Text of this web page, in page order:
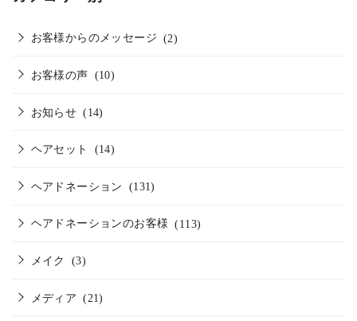
お客様からのメッセージ (2)
お客様の声 (10)
お知らせ (14)
ヘアセット (14)
ヘアドネーション (131)
ヘアドネーションのお客様 (113)
メイク (3)
メディア (21)